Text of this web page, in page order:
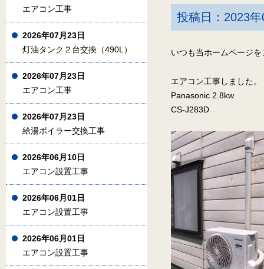
投稿日：2023
いつも当ホームページ
エアコン工事しました。
Panasonic 2.8kw
CS-J283D
エアコン工事
2026年07月23日
灯油タンク２台交換（490L）
2026年07月23日
エアコン工事
2026年07月23日
給湯ボイラー交換工事
2026年06月10日
エアコン設置工事
2026年06月01日
エアコン設置工事
2026年06月01日
エアコン設置工事